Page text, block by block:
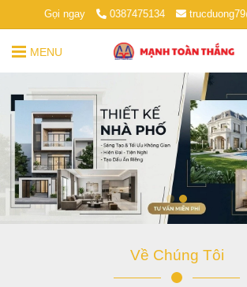
Gọi ngay 0387475134
MENU
Về Chúng Tôi